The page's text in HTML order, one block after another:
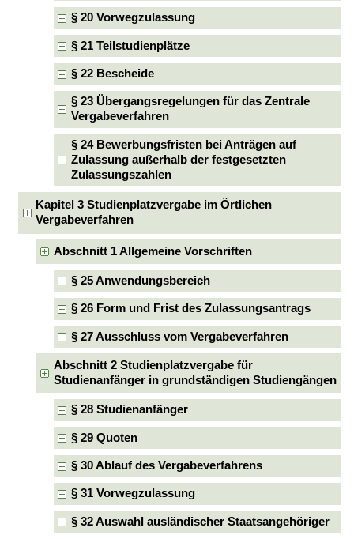
§ 20 Vorwegzulassung
§ 21 Teilstudienplätze
§ 22 Bescheide
§ 23 Übergangsregelungen für das Zentrale
Vergabeverfahren
§ 24 Bewerbungsfristen bei Anträgen auf
Zulassung außerhalb der festgesetzten
Zulassungszahlen
Kapitel 3 Studienplatzvergabe im Örtlichen
Vergabeverfahren
Abschnitt 1 Allgemeine Vorschriften
§ 25 Anwendungsbereich
§ 26 Form und Frist des Zulassungsantrags
§ 27 Ausschluss vom Vergabeverfahren
Abschnitt 2 Studienplatzvergabe für
Studienanfänger in grundständigen Studiengängen
§ 28 Studienanfänger
§ 29 Quoten
§ 30 Ablauf des Vergabeverfahrens
§ 31 Vorwegzulassung
§ 32 Auswahl ausländischer Staatsangehöriger